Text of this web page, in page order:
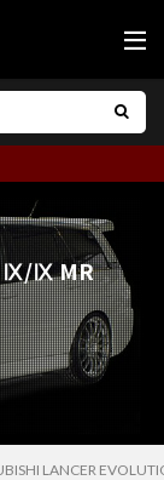
Ⅸ/Ⅸ MR
LANCER